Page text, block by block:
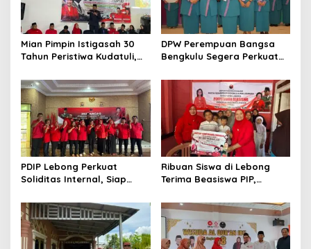
Mian Pimpin Istigasah 30
Tahun Peristiwa Kudatuli,
Perkuat Semangat
Kebersamaan
DPW Perempuan Bangsa
Bengkulu Segera Perkuat
PDIP Lebong Perkuat
Soliditas Internal, Siap
Ribuan Siswa di Lebong
Terima Beasiswa PIP,